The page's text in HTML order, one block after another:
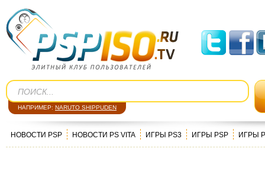
НАПРИМЕР: NARUTO SHIPPUDEN
НОВОСТИ PSP НОВОСТИ PS VITA ИГРЫ PS3 ИГРЫ PSP ИГРЫ